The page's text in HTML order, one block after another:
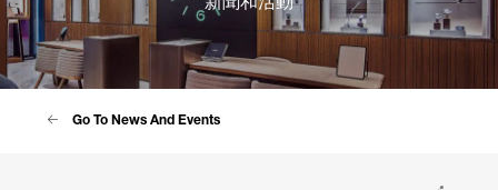
新聞和活動
Go To News And Events